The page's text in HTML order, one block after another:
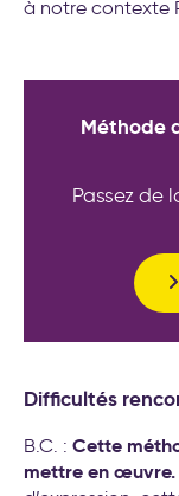
à notre contexte
Méthode
Passez de
Difficultés
B.C. : Cette
mettre en œuvre.